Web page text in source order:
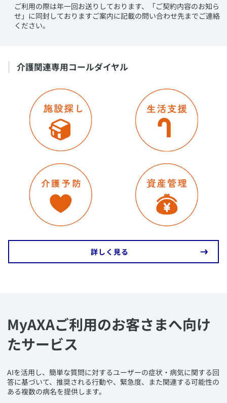
​ご利用の際は年一回お送りしております、「ご契約内容のお知ら
せ」に同封しておりますご案内に記載の問い合わせ先までご連絡
ください。
​介護関連専用コールダイヤル
​詳しく見る
MyAXAご利用のお客さまへ向け
たサービス
​​​AIを活用し、簡単な質問に対するユーザーの症状・病気に関する回
答に基づいて、推奨される行動や、緊急度、また関連する可能性の
ある複数の病名を提供します。